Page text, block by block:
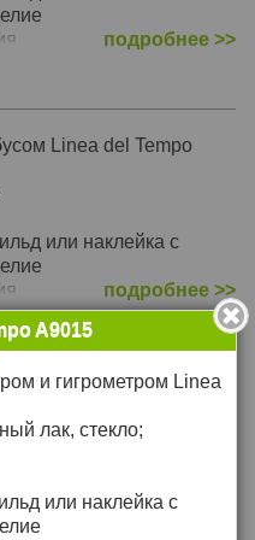
подробнее >>
Linea del Tempo
или наклейка с
подробнее >>
деревянной раме Linea
или наклейка с
A9015
и гигрометром Linea
лак, стекло;
или наклейка с